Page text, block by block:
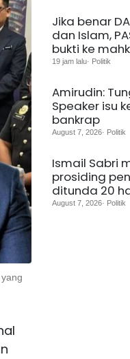
Jika benar
dan Islam,
bukti ke
19 jam lalu· Politik
Amirudin:
Speaker isu
bankrap
August 7, 2026· Politik
Ismail Sabri
prosiding
ditunda 20
August 7, 2026· Politik